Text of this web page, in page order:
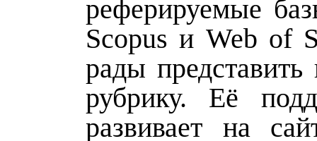
реферируемые
Scopus и Web of
рады
рубрику. Её
развивает на